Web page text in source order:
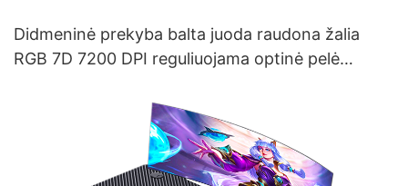
Didmeninė prekyba balta juoda raudona žalia
RGB 7D 7200 DPI reguliuojama optinė pelė